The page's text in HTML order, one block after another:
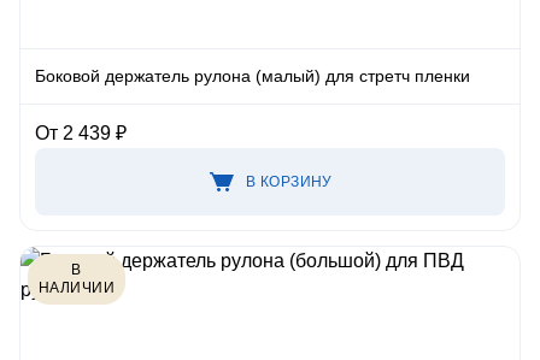
Боковой держатель рулона (малый) для стретч пленки
От 2 439 ₽
В КОРЗИНУ
В
НАЛИЧИИ